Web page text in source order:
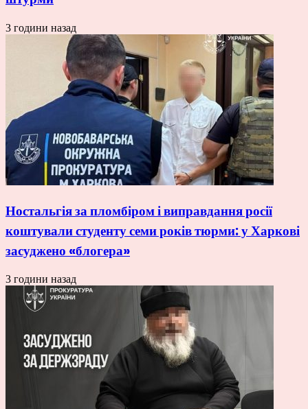
3 години назад
Ностальгія за пломбіром і виправдання росії
коштували студенту семи років тюрми: у Харкові
засуджено «блогера»
3 години назад